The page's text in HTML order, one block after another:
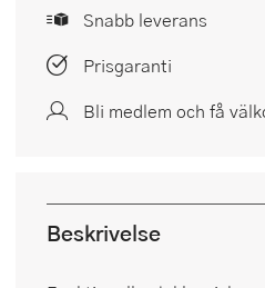
Snabb leverans
Prisgaranti
Bli medlem och få
Beskrivelse